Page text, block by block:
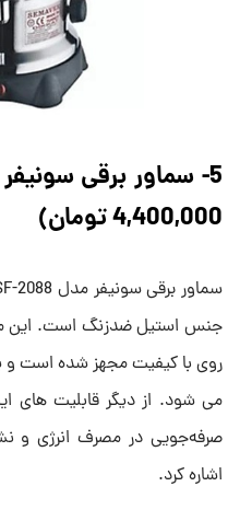
4,400,000 تومان)
جنس استیل ضدزنگ است. این
می شود. از دیگر قابلیت های
صرفه‌جویی در مصرف انرژی و
اشاره کرد.